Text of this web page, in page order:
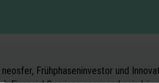
Frühphaseninvestor und